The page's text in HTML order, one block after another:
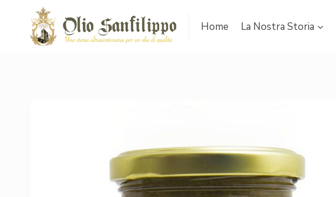
Home La Nostra Storia